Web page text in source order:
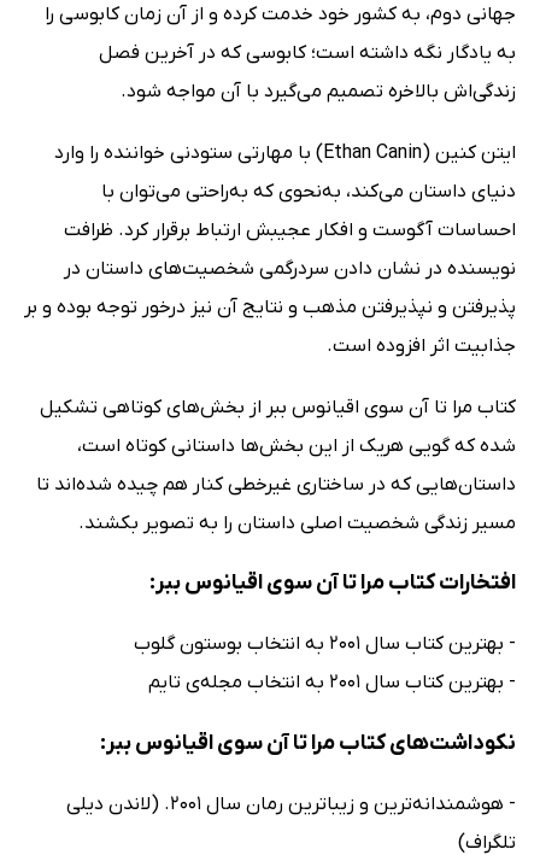
جهانی دوم، به کشور خود خدمت کرده و از آن زمان کابوسی را
به‌ یادگار نگه داشته است؛ کابوسی که در آخرین فصل
زندگی‌اش بالاخره تصمیم می‌گیرد با آن مواجه شود.
ایتن کنین (Ethan Canin) با مهارتی ستودنی خواننده را وارد
دنیای داستان می‌کند، به‌نحوی که به‌راحتی می‌توان با
احساسات آگوست و افکار عجیبش ارتباط برقرار کرد. ظرافت
نویسنده در نشان دادن سردرگمی شخصیت‌های داستان در
پذیرفتن و نپذیرفتن مذهب و نتایج آن نیز در‌خور توجه بوده و بر
جذابیت اثر افزوده است.
کتاب مرا تا آن سوی اقیانوس ببر از بخش‌های کوتاهی تشکیل
شده که گویی هر‌یک از این بخش‌ها داستانی کوتاه است،
داستان‌هایی که در ساختاری غیرخطی کنار هم چیده شده‌اند تا
مسیر زندگی شخصیت اصلی داستان را به تصویر بکشند.
افتخارات کتاب مرا تا آن سوی اقیانوس ببر:
- بهترین کتاب سال 2001 به انتخاب بوستون گلوب
- بهترین کتاب سال 2001 به انتخاب مجله‌ی تایم
نکوداشت‌های کتاب مرا تا آن سوی اقیانوس ببر:
- هوشمندانه‌ترین و زیباترین رمان سال 2001. (لاندن دیلی
تلگراف)